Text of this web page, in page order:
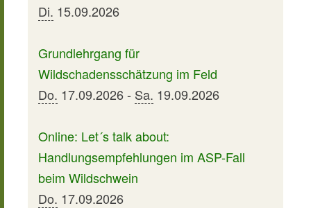
Di. 15.09.2026
Grundlehrgang für
Wildschadensschätzung im Feld
Do. 17.09.2026 - Sa. 19.09.2026
Online: Let´s talk about:
Handlungsempfehlungen im ASP-Fall
beim Wildschwein
Do. 17.09.2026